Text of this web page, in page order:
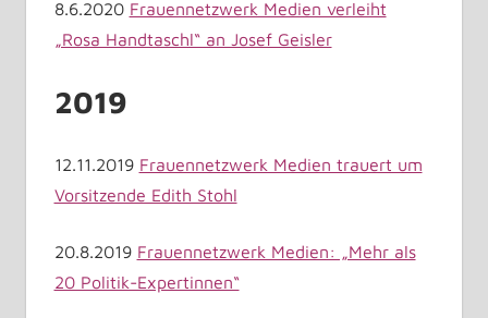
8.6.2020 Frauennetzwerk Medien verleiht
„Rosa Handtaschl“ an Josef Geisler
2019
12.11.2019 Frauennetzwerk Medien trauert um
Vorsitzende Edith Stohl
20.8.2019 Frauennetzwerk Medien: „Mehr als
20 Politik-Expertinnen“